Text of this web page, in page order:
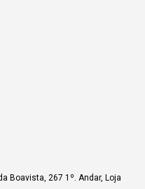
Boavista, 267 1º. Andar, Loja